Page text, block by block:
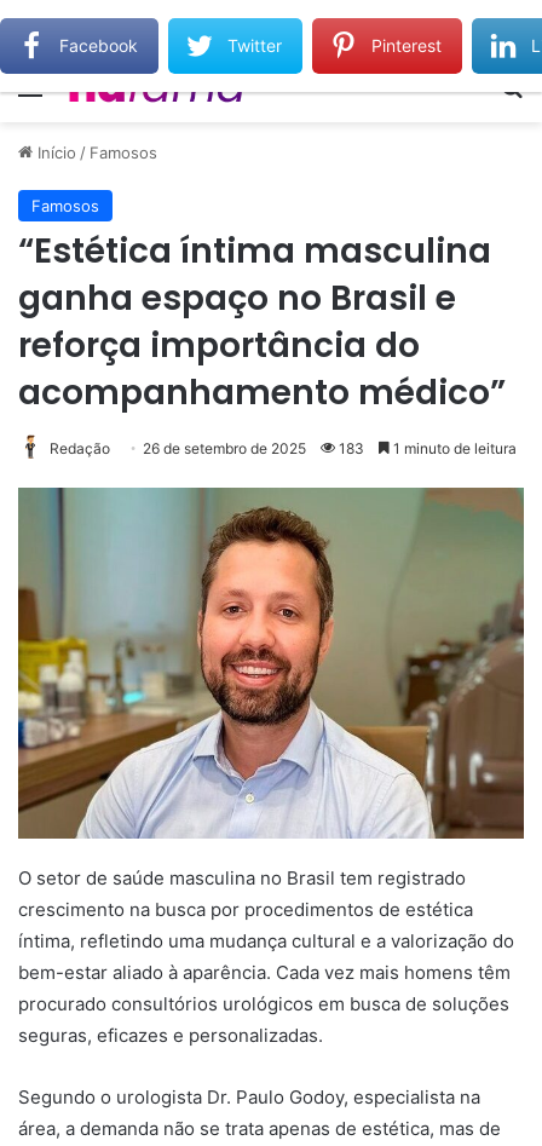
Wilker Manoel Soares e Thiago Michelasi fazem cobertura exclusiva do Leilão do Instituto Neymar
Início / Famosos
Famosos
“Estética íntima masculina
ganha espaço no Brasil e
reforça importância do
acompanhamento médico”
Redação 26 de setembro de 2025 183 1 minuto de leitura
O setor de saúde masculina no Brasil tem registrado
crescimento na busca por procedimentos de estética
íntima, refletindo uma mudança cultural e a valorização do
bem-estar aliado à aparência. Cada vez mais homens têm
procurado consultórios urológicos em busca de soluções
seguras, eficazes e personalizadas.
Segundo o urologista Dr. Paulo Godoy, especialista na
área, a demanda não se trata apenas de estética, mas de
Facebook Twitter Pinterest